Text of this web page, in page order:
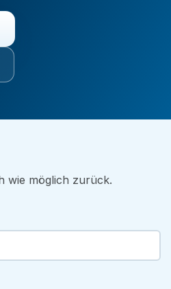
wie möglich zurück.